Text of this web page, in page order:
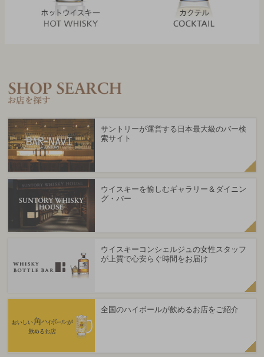
サントリーが運営する日本最大級のバー検
索サイト
ウイスキーを愉しむギャラリー＆ダイニン
グ・バー
ウイスキーコンシェルジュの女性スタッフ
が上質で心安らぐ時間をお届け
全国のハイボールが飲めるお店をご紹介